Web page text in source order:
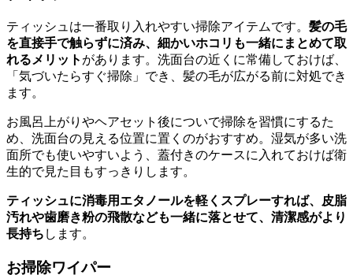
ティッシュは一番取り入れやすい掃除アイテムです。 髪の毛
を直接手で触らずに済み、細かいホコリも一緒にまとめて取
れるメリット があります。洗面台の近くに常備しておけば、
「気づいたらすぐ掃除」でき、髪の毛が広がる前に対処でき
ます。
お風呂上がりやヘアセット後についで掃除を習慣にするた
め、洗面台の見える位置に置くのがおすすめ。湿気が多い洗
面所でも使いやすいよう、蓋付きのケースに入れておけば衛
生的で見た目もすっきりします。
ティッシュに消毒用エタノールを軽くスプレーすれば、皮脂
汚れや歯磨き粉の飛散なども一緒に落とせて、清潔感がより
長持ち します。
お掃除ワイパー